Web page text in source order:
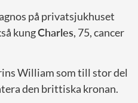
på privatsjukhuset
kungCharles, 75, cancer
William som till stor del
den brittiska kronan.